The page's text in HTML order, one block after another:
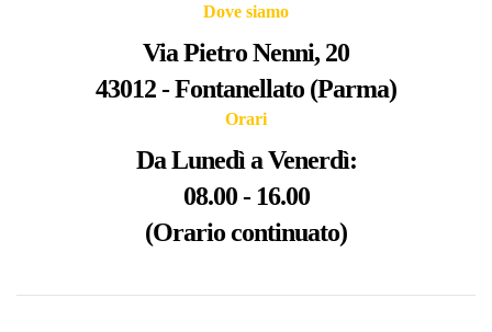
Dove siamo
Via Pietro Nenni, 20
43012 - Fontanellato (Parma)
Orari
Da Lunedì a Venerdì:
08.00 - 16.00
(Orario continuato)